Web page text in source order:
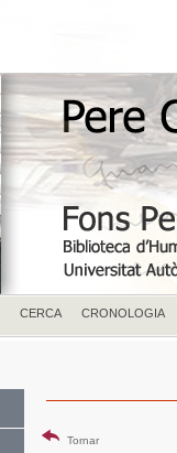
CERCA CRONOLOGIA
Tornar